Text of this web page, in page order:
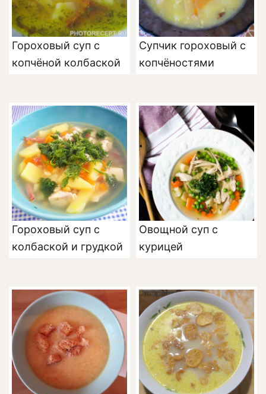
Гороховый суп с
копчёной колбаской
Супчик гороховый с
копчёностями
Гороховый суп с
колбаской и грудкой
Овощной суп с
курицей